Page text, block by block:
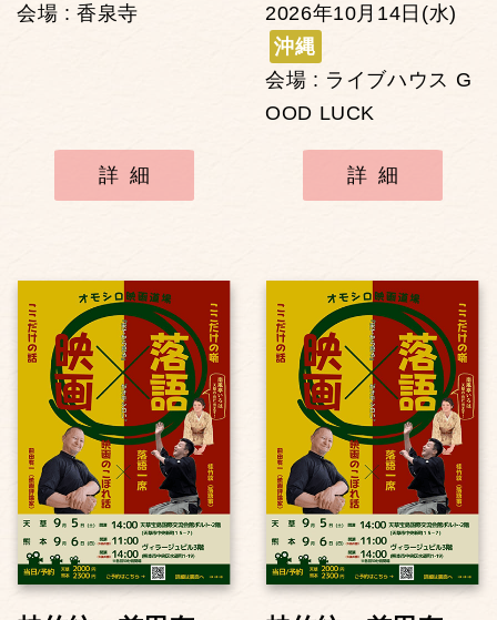
会場 : 香泉寺
詳細
2026年10月14日(水)
沖縄
会場 : ライブハウス G
OOD LUCK
詳細